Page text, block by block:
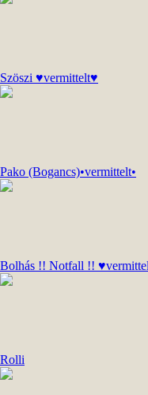
Szöszi ♥vermittelt♥
Pako (Bogancs)•vermittelt•
Bolhás !! Notfall !!
Rolli